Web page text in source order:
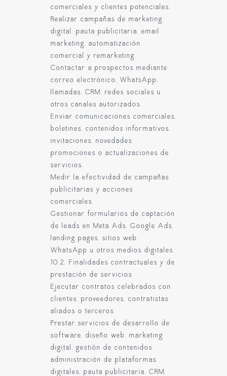
comerciales y clientes potenciales.
Realizar campañas de marketing
digital, pauta publicitaria, email
marketing, automatización
comercial y remarketing.
Contactar a prospectos mediante
correo electrónico, WhatsApp,
llamadas, CRM, redes sociales u
otros canales autorizados.
Enviar comunicaciones comerciales,
boletines, contenidos informativos,
invitaciones, novedades,
promociones o actualizaciones de
servicios.
Medir la efectividad de campañas
publicitarias y acciones
comerciales.
Gestionar formularios de captación
de leads en Meta Ads, Google Ads,
landing pages, sitios web,
WhatsApp u otros medios digitales.
10.2. Finalidades contractuales y de
prestación de servicios
Ejecutar contratos celebrados con
clientes, proveedores, contratistas,
aliados o terceros.
Prestar servicios de desarrollo de
software, diseño web, marketing
digital, gestión de contenidos,
administración de plataformas
digitales, pauta publicitaria, CRM,